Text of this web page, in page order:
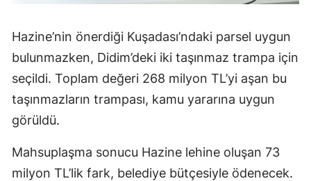
Hazine’nin önerdiği Kuşadası’ndaki parsel uygun
bulunmazken, Didim’deki iki taşınmaz trampa için
seçildi. Toplam değeri 268 milyon TL’yi aşan bu
taşınmazların trampası, kamu yararına uygun
görüldü.
Mahsuplaşma sonucu Hazine lehine oluşan 73
milyon TL’lik fark, belediye bütçesiyle ödenecek.